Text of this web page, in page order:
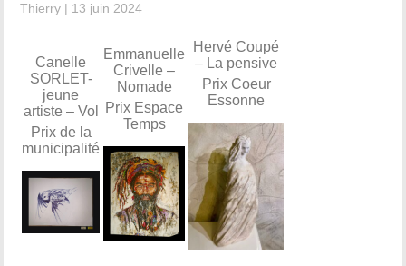
Thierry | 13 juin 2024
Canelle
SORLET-
jeune
artiste – Vol
Prix de la
municipalité
Emmanuelle
Crivelle –
Nomade
Prix Espace
Temps
Hervé Coupé
– La pensive
Prix Coeur
Essonne